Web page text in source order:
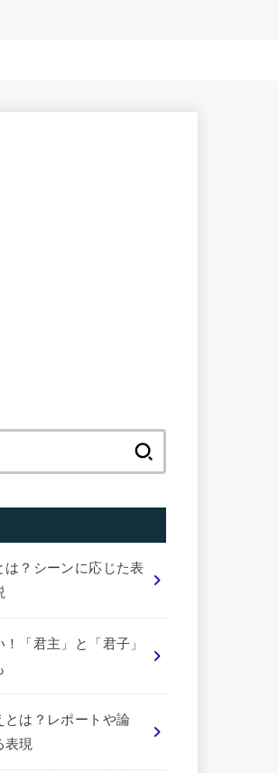
は？シーンに応じた表
！「君主」と「君子」
とは？レポートや論
表現